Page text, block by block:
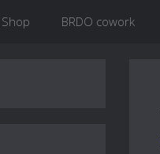
Shop BRDO cowork